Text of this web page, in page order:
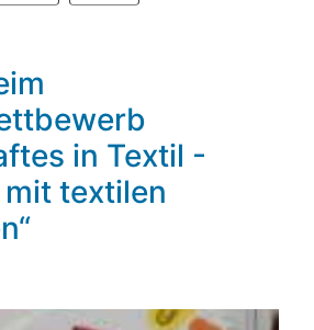
in Textil -
textilen